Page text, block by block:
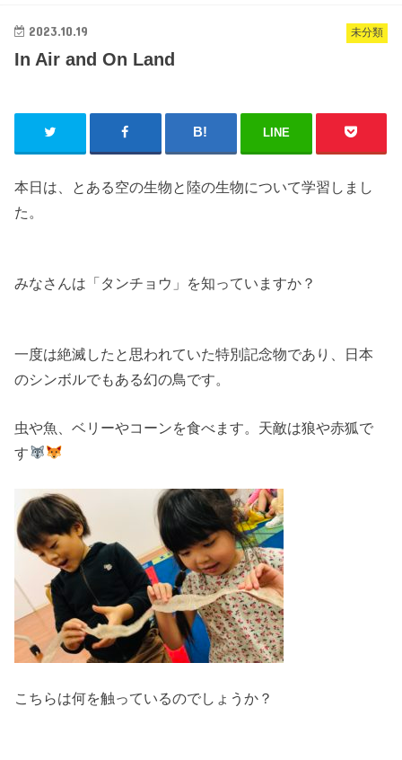
未分類
2023.10.19
In Air and On Land
LINE
本日は、とある空の生物と陸の生物について学習しまし
た。
みなさんは「タンチョウ」を知っていますか？
一度は絶滅したと思われていた特別記念物であり、日本
のシンボルでもある幻の鳥です。
虫や魚、ベリーやコーンを食べます。天敵は狼や赤狐で
す
こちらは何を触っているのでしょうか？